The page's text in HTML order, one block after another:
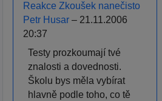
Reakce Zkoušek nanečisto
Petr Husar – 21.11.2006
20:37
Testy prozkoumají tvé
znalosti a dovednosti.
Školu bys měla vybírat
hlavně podle toho, co tě